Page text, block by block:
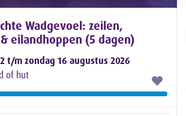
Wadgevoel: zeilen,
eilandhoppen (5 dagen)
t/m zondag 16 augustus 2026
of hut